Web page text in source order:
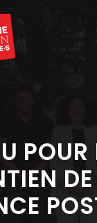
POUR